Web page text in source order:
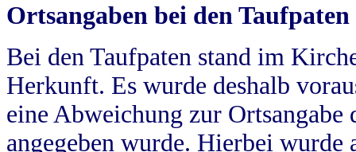
Ortsangaben bei den Taufpaten
Bei den Taufpaten stand im
Herkunft. Es wurde deshalb
eine Abweichung zur
angegeben wurde. Hierbei wurde